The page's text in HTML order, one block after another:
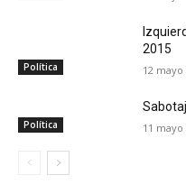
Política
2015
12 mayo
Política 11 mayo